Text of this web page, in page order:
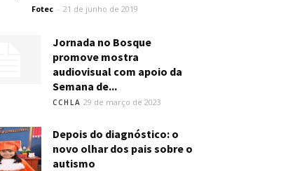
Fotec - 21 de junho de 2019
Jornada no Bosque
promove mostra
audiovisual com apoio da
Semana de...
CCHLA 29 de março de 2023
Depois do diagnóstico: o
novo olhar dos pais sobre o
autismo